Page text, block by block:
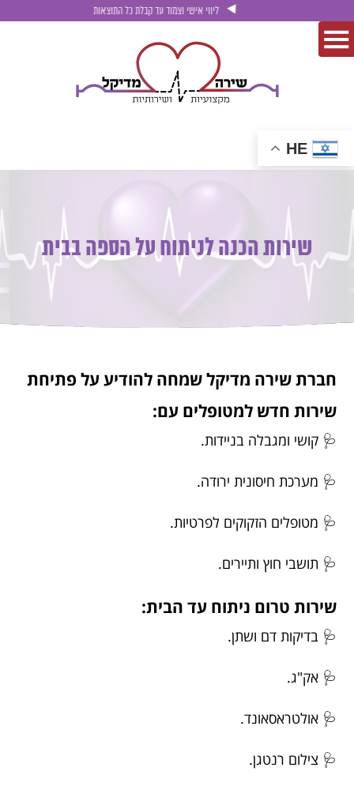
ליווי אישי וצמוד עד קבלת כל התוצאות
HE
שירות הכנה לניתוח על הספה בבית
חברת שירה מדיקל שמחה להודיע על פתיחת
שירות חדש למטופלים עם:
🩺 קושי ומגבלה בניידות.
🩺 מערכת חיסונית ירודה.
🩺 מטופלים הזקוקים לפרטיות.
🩺 תושבי חוץ ותיירים.
שירות טרום ניתוח עד הבית:
🩺 בדיקות דם ושתן.
🩺 אק"ג.
🩺 אולטראסאונד.
🩺 צילום רנטגן.